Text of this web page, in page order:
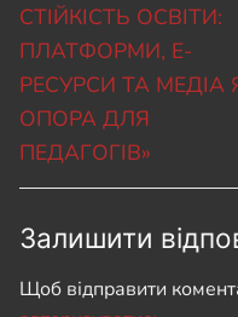
СТІЙКІСТЬ ОСВІТИ:
ПЛАТФОРМИ, Е-
РЕСУРСИ ТА МЕДІА
ОПОРА ДЛЯ
ПЕДАГОГІВ»
Залишити
Щоб відправити